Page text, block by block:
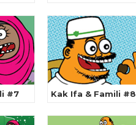
#7 Kak Ifa & Famili #8